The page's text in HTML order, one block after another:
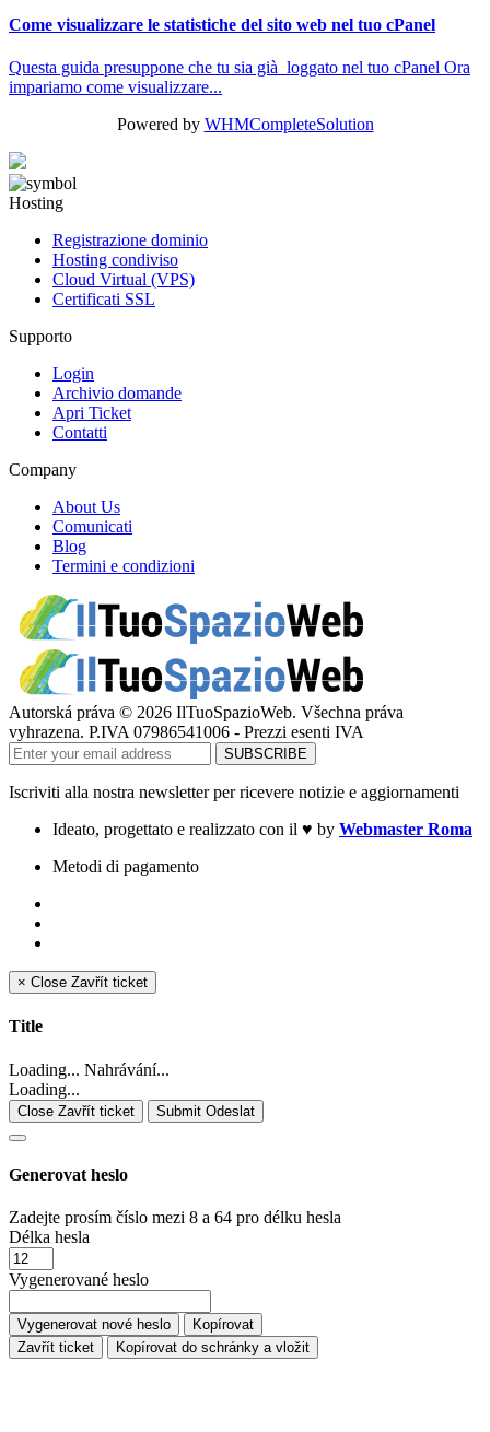
Come visualizzare le statistiche del sito web nel tuo cPanel
Questa guida presuppone che tu sia già loggato nel tuo cPanel Ora
impariamo come visualizzare...
Powered by WHMCompleteSolution
Hosting
Registrazione dominio
Hosting condiviso
Cloud Virtual (VPS)
Certificati SSL
Supporto
Login
Archivio domande
Apri Ticket
Contatti
Company
About Us
Comunicati
Blog
Termini e condizioni
Autorská práva © 2026 IlTuoSpazioWeb. Všechna práva
vyhrazena. P.IVA 07986541006 - Prezzi esenti IVA
Iscriviti alla nostra newsletter per ricevere notizie e aggiornamenti
Ideato, progettato e realizzato con il ♥ by Webmaster Roma
Metodi di pagamento
× Close Zavřít ticket
Title
Loading... Nahrávání...
Loading...
Close Zavřít ticket Submit Odeslat
Generovat heslo
Zadejte prosím číslo mezi 8 a 64 pro délku hesla
Délka hesla
Vygenerované heslo
Vygenerovat nové heslo
Kopírovat
Zavřít ticket
Kopírovat do schránky a vložit